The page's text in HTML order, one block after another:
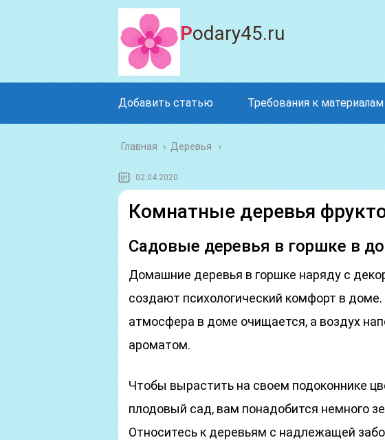
Podary45.ru
Добавить статью Требования к материалам
Главная › Деревья
02.04.2020
Комнатные деревья
Садовые деревья в горшке в
Домашние деревья в горшке наряду с
создают психологический комфорт в
атмосфера в доме очищается, а воздух
ароматом.
Чтобы вырастить на своем подоконнике
плодовый сад, вам понадобится немного
Относитесь к деревьям с надлежащей